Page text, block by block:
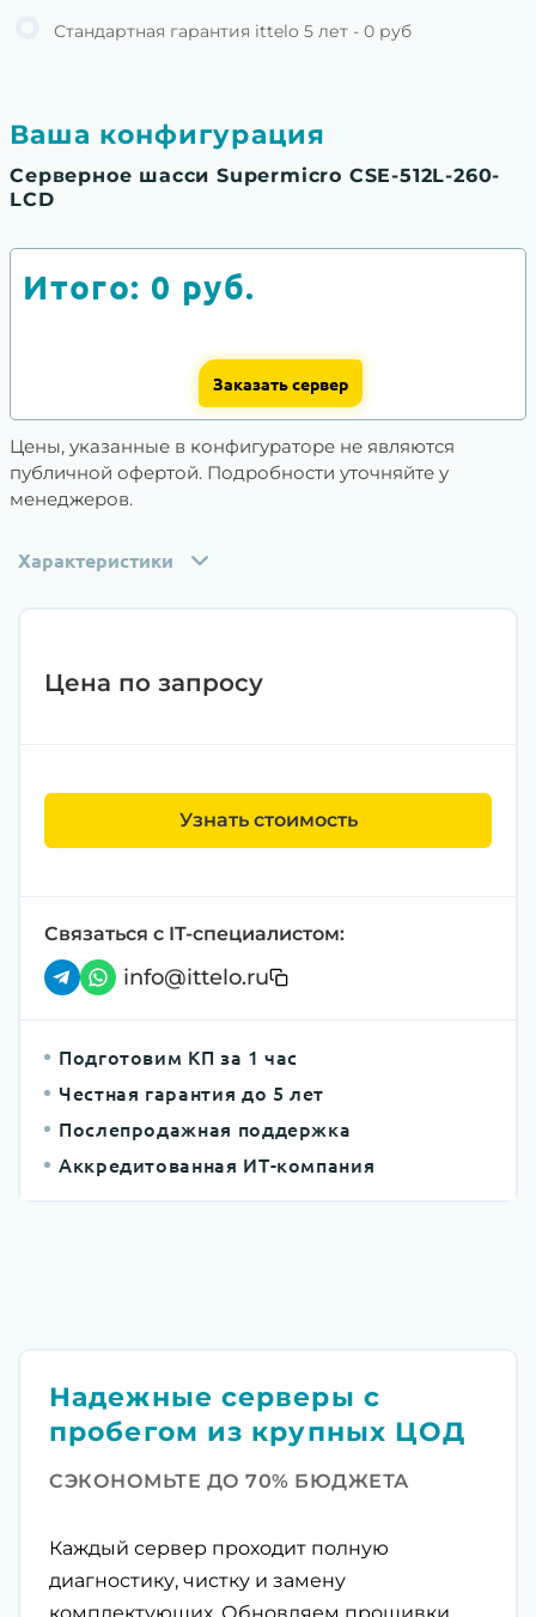
Стандартная гарантия ittelo 5 лет - 0 руб
Ваша конфигурация
Серверное шасси Supermicro CSE-512L-260-
LCD
Итого: 0 руб.
Заказать сервер
Цены, указанные в конфигураторе не являются
публичной офертой. Подробности уточняйте у
менеджеров.
Характеристики
Цена по запросу
Узнать стоимость
Связаться с IT-специалистом:
info@ittelo.ru
Подготовим КП за 1 час
Честная гарантия до 5 лет
Послепродажная поддержка
Аккредитованная ИТ-компания
Надежные серверы с
пробегом из крупных ЦОД
СЭКОНОМЬТЕ ДО 70% БЮДЖЕТА
Каждый сервер проходит полную
диагностику, чистку и замену